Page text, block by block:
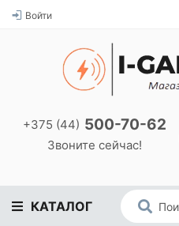
Войти
+375 (44) 500-70-62
Звоните сейчас!
КАТАЛОГ